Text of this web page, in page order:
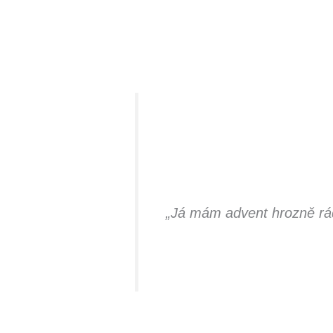
„Já mám advent hrozně